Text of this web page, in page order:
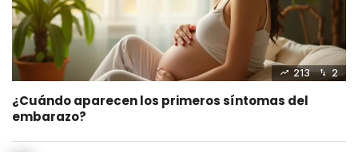
213 2
¿Cuándo aparecen los primeros síntomas del
embarazo?